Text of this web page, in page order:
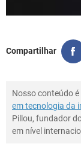
Compartilhar
Nosso conteúdo
em tecnologia da
Pillou, fundador
em nível